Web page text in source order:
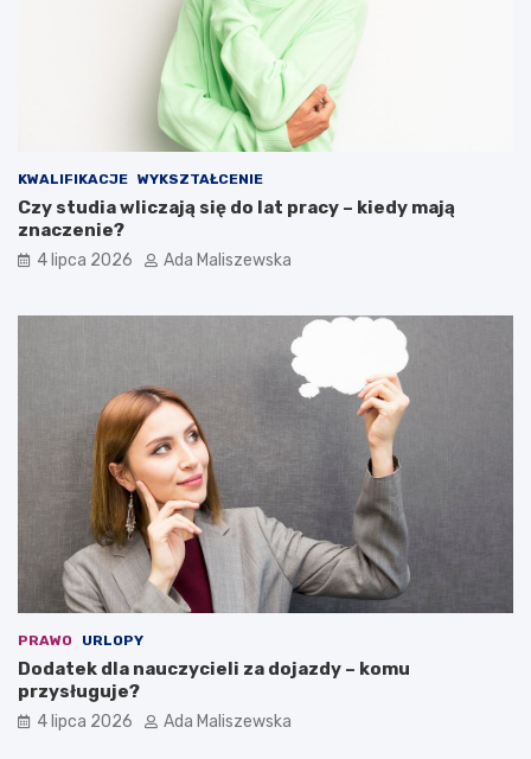
KWALIFIKACJE WYKSZTAŁCENIE
Czy studia wliczają się do lat pracy – kiedy mają
znaczenie?
4 lipca 2026 Ada Maliszewska
PRAWO URLOPY
Dodatek dla nauczycieli za dojazdy – komu
przysługuje?
4 lipca 2026 Ada Maliszewska